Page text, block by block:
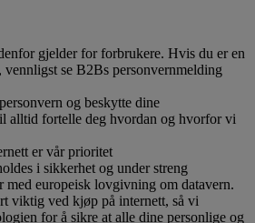
gjelder for forbrukere. Hvis du er en
vennligst se B2Bs personvernmelding
og beskytte dine
alltid fortelle deg hvordan og hvorfor vi
er vår prioritet
i sikkerhet og under streng
med europeisk lovgivning om datavern.
viktig ved kjøp på internett, så vi
for å sikre at alle dine personlige og